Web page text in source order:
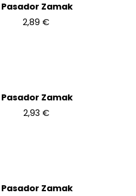
Pasador Zamak
2,89 €
Pasador Zamak
2,93 €
Pasador Zamak